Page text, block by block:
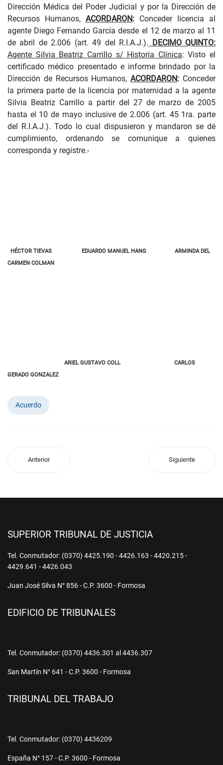
Dirección Médica del Poder Judicial y por la Dirección de
Recursos Humanos, ACORDARON: Conceder licencia al
agente Diego Fernando García desde el 12 de marzo al 11
de abril de 2.006 (art. 49 del R.I.A.J.). DECIMO QUINTO:
Agente Silvia Beatriz Carrillo s/ Historia Clínica: Visto el
certificado médico presentado e informe brindado por la
Dirección de Recursos Humanos,ACORDARON: Conceder
la primera parte de la licencia por maternidad a la agente
Silvia Beatriz Carrillo a partir del 27 de marzo de 2005
hasta el 10 de mayo inclusive de 2.006 (art. 45 1ra. parte
del R.I.A.J.). Todo lo cual dispusieron y mandaron se dé
cumplimiento, ordenando se comunique a quienes
corresponda y registre.-
HÉCTOR TIEVAS EDUARDO MANUEL HANG
ARMINDA DEL
CARMEN COLMAN
ARIEL GUSTAVO COLL
CARLOS
GERADO GONZALEZ
Acuerdo
Anterior Siguiente
SUPERIOR TRIBUNAL DE JUSTICIA
Tel. Conmutador: (0370) 4425.190 - 4426.163 - 4420.215 -
4429.641 - 4426.043
Juan José Silva N° 856 - C.P. 3600 - Formosa
EDIFICIO DE TRIBUNALES
Tel. Conmutador: (0370) 4436.301 al 4436.307
San Martín N° 641 - C.P. 3600 - Formosa
TRIBUNAL DEL TRABAJO
Tel. Conmutador: (0370) 4436209
España N° 157 - C.P. 3600 - Formosa